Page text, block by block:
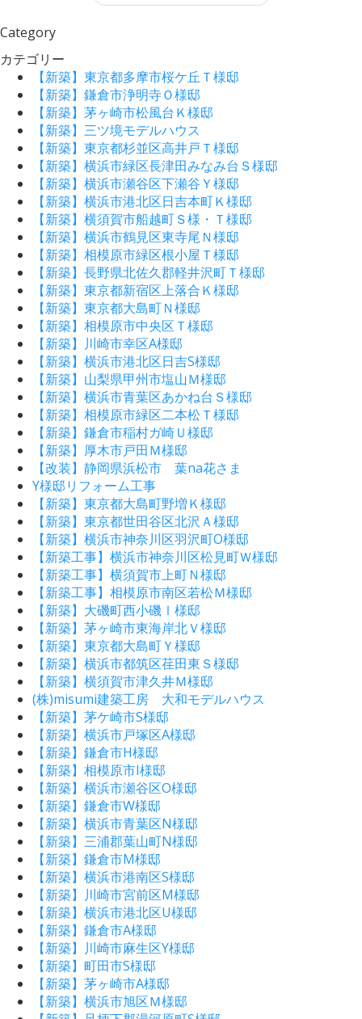
Category
カテゴリー
【新築】東京都多摩市桜ケ丘Ｔ様邸
【新築】鎌倉市浄明寺Ｏ様邸
【新築】茅ヶ崎市松風台Ｋ様邸
【新築】三ツ境モデルハウス
【新築】東京都杉並区高井戸Ｔ様邸
【新築】横浜市緑区長津田みなみ台Ｓ様邸
【新築】横浜市瀬谷区下瀬谷Ｙ様邸
【新築】横浜市港北区日吉本町Ｋ様邸
【新築】横須賀市船越町Ｓ様・Ｔ様邸
【新築】横浜市鶴見区東寺尾Ｎ様邸
【新築】相模原市緑区根小屋Ｔ様邸
【新築】長野県北佐久郡軽井沢町Ｔ様邸
【新築】東京都新宿区上落合Ｋ様邸
【新築】東京都大島町Ｎ様邸
【新築】相模原市中央区Ｔ様邸
【新築】川崎市幸区A様邸
【新築】横浜市港北区日吉S様邸
【新築】山梨県甲州市塩山Ｍ様邸
【新築】横浜市青葉区あかね台Ｓ様邸
【新築】相模原市緑区二本松Ｔ様邸
【新築】鎌倉市稲村ガ崎Ｕ様邸
【新築】厚木市戸田Ｍ様邸
【改装】静岡県浜松市 葉na花さま
Y様邸リフォーム工事
【新築】東京都大島町野増Ｋ様邸
【新築】東京都世田谷区北沢Ａ様邸
【新築】横浜市神奈川区羽沢町O様邸
【新築工事】横浜市神奈川区松見町Ｗ様邸
【新築工事】横須賀市上町Ｎ様邸
【新築工事】相模原市南区若松Ｍ様邸
【新築】大磯町西小磯Ⅰ様邸
【新築】茅ヶ崎市東海岸北Ｖ様邸
【新築】東京都大島町Ｙ様邸
【新築】横浜市都筑区荏田東Ｓ様邸
【新築】横須賀市津久井Ｍ様邸
(株)misumi建築工房 大和モデルハウス
【新築】茅ケ崎市S様邸
【新築】横浜市戸塚区A様邸
【新築】鎌倉市H様邸
【新築】相模原市I様邸
【新築】横浜市瀬谷区O様邸
【新築】鎌倉市W様邸
【新築】横浜市青葉区N様邸
【新築】三浦郡葉山町N様邸
【新築】鎌倉市M様邸
【新築】横浜市港南区S様邸
【新築】川崎市宮前区M様邸
【新築】横浜市港北区U様邸
【新築】鎌倉市A様邸
【新築】川崎市麻生区Y様邸
【新築】町田市S様邸
【新築】茅ヶ崎市A様邸
【新築】横浜市旭区Ｍ様邸